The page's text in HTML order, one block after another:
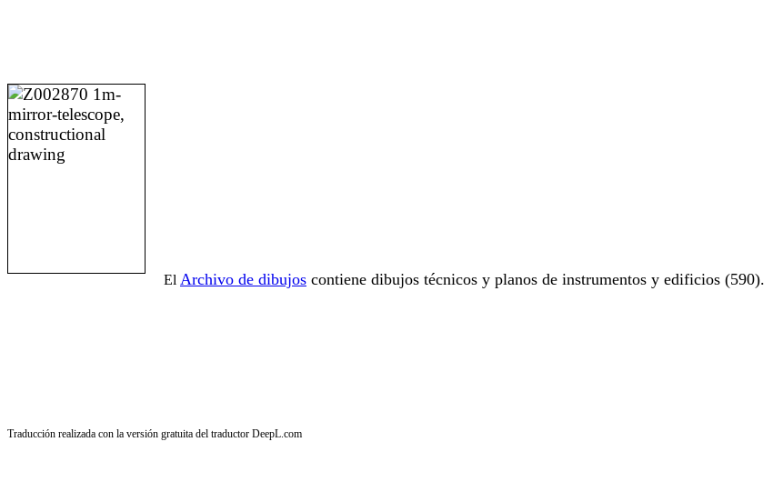
El Archivo de dibujos contiene dibujos técnicos y planos de instrumentos y edificios (590).
Traducción realizada con la versión gratuita del traductor DeepL.com